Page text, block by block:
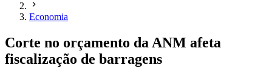
Economia
Corte no orçamento da ANM afeta
fiscalização de barragens